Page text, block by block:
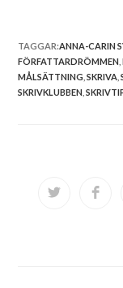
TAGGAR:ANNA-CARIN
FÖRFATTARDRÖMMEN ,
MÅLSÄTTNING ,SKRIVA ,
SKRIVKLUBBEN ,